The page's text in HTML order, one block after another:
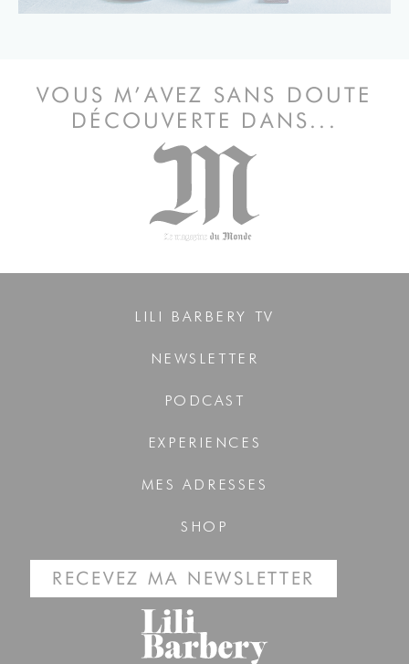
VOUS M’AVEZ SANS DOUTE
DÉCOUVERTE DANS...
LILI BARBERY TV
NEWSLETTER
PODCAST
EXPERIENCES
MES ADRESSES
SHOP
RECEVEZ MA NEWSLETTER